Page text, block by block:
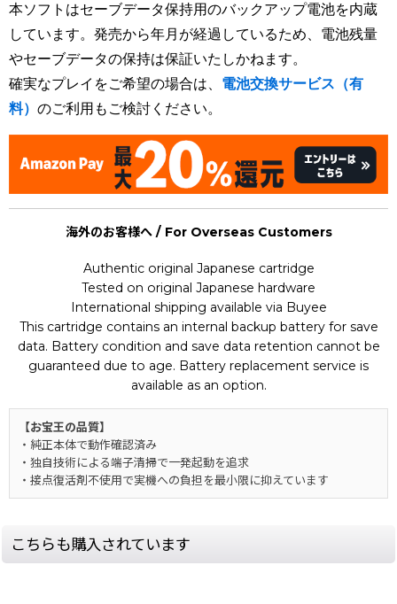
本ソフトはセーブデータ保持用のバックアップ電池を内蔵
しています。発売から年月が経過しているため、電池残量
やセーブデータの保持は保証いたしかねます。
確実なプレイをご希望の場合は、 電池交換サービス（有
料） のご利用もご検討ください。
海外のお客様へ / For Overseas Customers
Authentic original Japanese cartridge
Tested on original Japanese hardware
International shipping available via Buyee
This cartridge contains an internal backup battery for save
data. Battery condition and save data retention cannot be
guaranteed due to age. Battery replacement service is
available as an option.
【お宝王の品質】
・純正本体で動作確認済み
・独自技術による端子清掃で一発起動を追求
・接点復活剤不使用で実機への負担を最小限に抑えています
こちらも購入されています